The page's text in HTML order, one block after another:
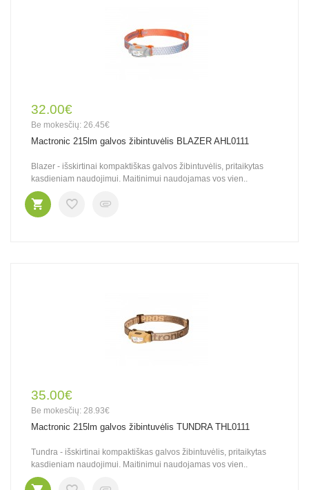
32.00€
Be mokesčių: 26.45€
Mactronic 215lm galvos žibintuvėlis BLAZER AHL0111
Blazer - išskirtinai kompaktiškas galvos žibintuvėlis, pritaikytas
kasdieniam naudojimui. Maitinimui naudojamas vos vien..
35.00€
Be mokesčių: 28.93€
Mactronic 215lm galvos žibintuvėlis TUNDRA THL0111
Tundra - išskirtinai kompaktiškas galvos žibintuvėlis, pritaikytas
kasdieniam naudojimui. Maitinimui naudojamas vos vien..